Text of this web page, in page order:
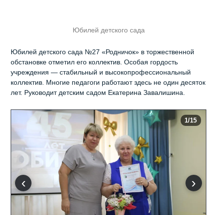
Юбилей детского сада
Юбилей детского сада №27 «Родничок» в торжественной
обстановке отметил его коллектив. Особая гордость
учреждения — стабильный и высокопрофессиональный
коллектив. Многие педагоги работают здесь не один десяток
лет. Руководит детским садом Екатерина Завалишина.
1/15
‹ ›